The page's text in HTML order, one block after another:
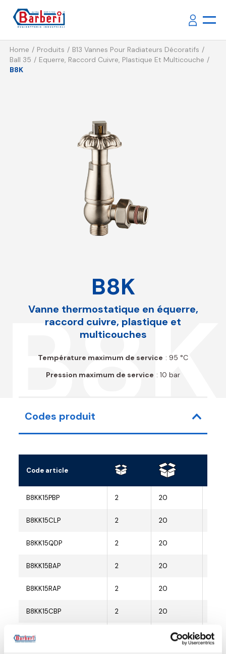
Home Produits
B13 Vannes Pour Radiateurs Décoratifs
Ball 35
Equerre, Raccord Cuivre, Plastique Et Multicouche
B8K
B8K
B8K
Vanne thermostatique en équerre,
raccord cuivre, plastique et
multicouches
Température maximum de service : 95 °C
Pression maximum de service : 10 bar
Codes produit
Code article
B8KK15PBP 2 20
B8KK15CLP 2 20
B8KK15QDP 2 20
B8KK15BAP 2 20
B8KK15RAP 2 20
B8KK15CBP 2 20
B8KK15CSP G 1/